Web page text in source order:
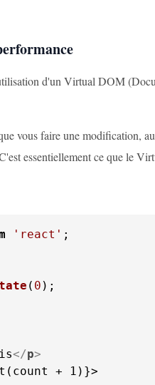
d'un Virtual DOM
vous faire une modification,
essentiellement ce que le
'react' ;
( 0 );
</p>
+ 1)}>